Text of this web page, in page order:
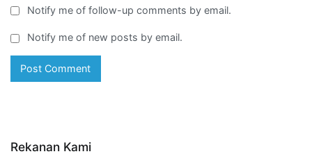
Notify me of follow-up comments by email.
Notify me of new posts by email.
Rekanan Kami